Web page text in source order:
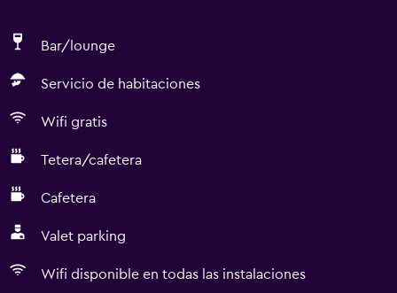
Bar/lounge
Servicio de habitaciones
Wifi gratis
Tetera/cafetera
Cafetera
Valet parking
Wifi disponible en todas las instalaciones